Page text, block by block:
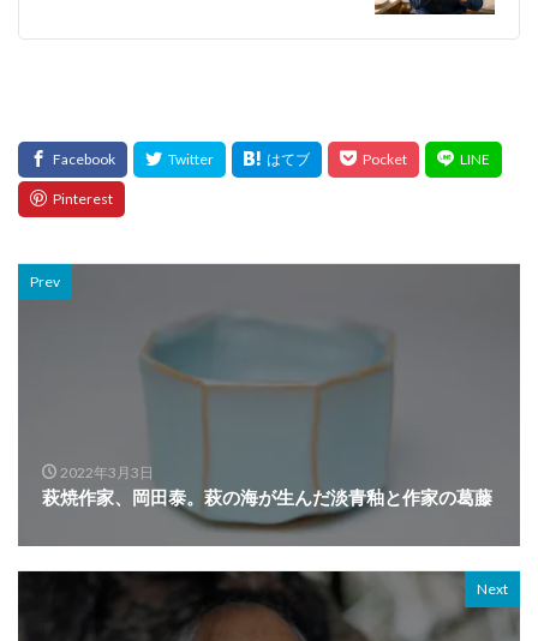
Prev
2022年3月3日
萩焼作家、岡田泰。萩の海が生んだ淡青釉と作家の葛藤
Next